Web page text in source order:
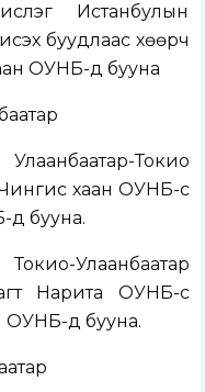
Истанбулын
буудлаас хөөрч
ОУНБ-д бууна
Токио
Чингис хаан ОУНБ-с
д бууна.
Улаанбаатар
Нарита ОУНБ-с
ОУНБ-д бууна.